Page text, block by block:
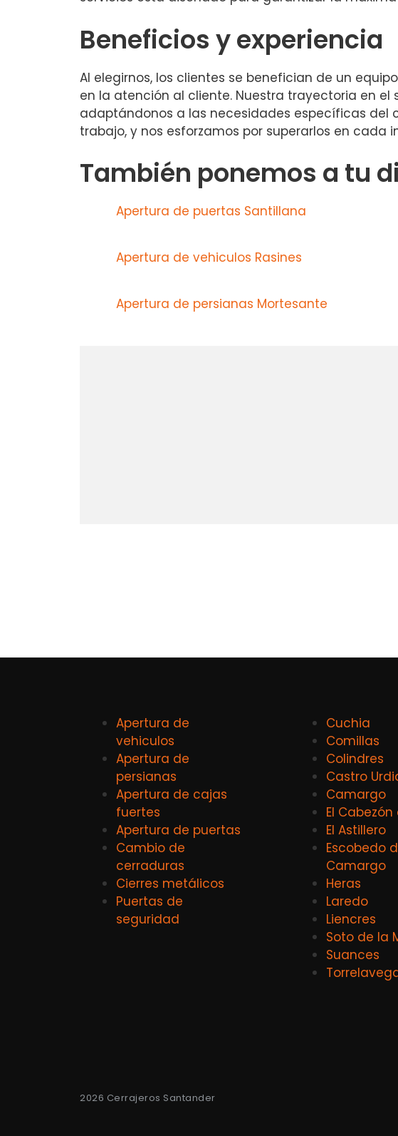
Beneficios y experiencia
Al elegirnos, los clientes se benefician de un
en la atención al cliente. Nuestra trayectoria en
adaptándonos a las necesidades específicas del
trabajo, y nos esforzamos por superarlos en cada
También ponemos a tu
Apertura de puertas Santillana
Apertura de vehiculos Rasines
Apertura de persianas Mortesante
Apertura de
vehiculos
Apertura de
persianas
Apertura de cajas
fuertes
Apertura de puertas
Cambio de
cerraduras
Cierres metálicos
Puertas de
seguridad
Cuchia
Comillas
Colindres
Castro
Camargo
El
El Astillero
Escobedo
Camargo
Heras
Laredo
Liencres
Soto de la
Suances
2026 Cerrajeros Santander